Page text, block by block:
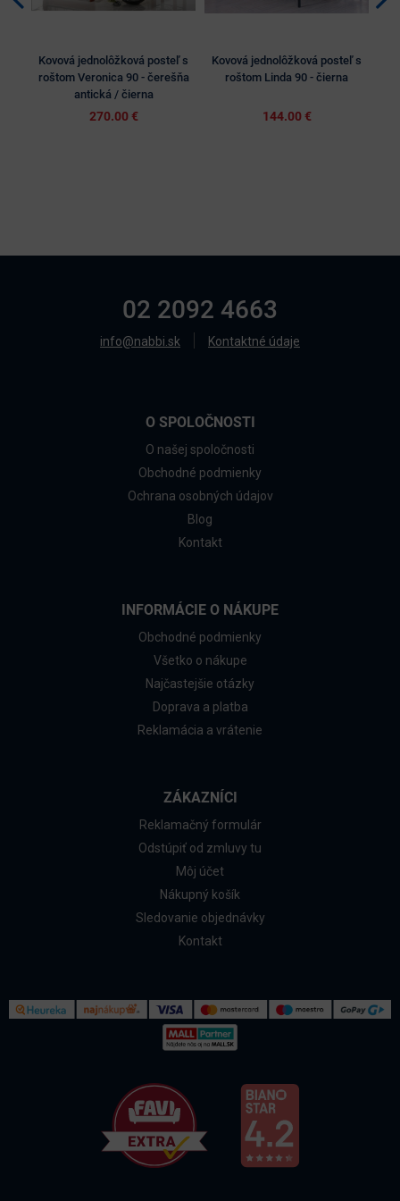
Kovová jednolôžková posteľ s
roštom Veronica 90 - čerešňa
antická / čierna
270.00 €
Kovová jednolôžková posteľ s
roštom Linda 90 - čierna
144.00 €
02 2092 4663
info@nabbi.sk Kontaktné údaje
O SPOLOČNOSTI
O našej spoločnosti
Obchodné podmienky
Ochrana osobných údajov
Blog
Kontakt
INFORMÁCIE O NÁKUPE
Obchodné podmienky
Všetko o nákupe
Najčastejšie otázky
Doprava a platba
Reklamácia a vrátenie
ZÁKAZNÍCI
Reklamačný formulár
Odstúpiť od zmluvy tu
Môj účet
Nákupný košík
Sledovanie objednávky
Kontakt